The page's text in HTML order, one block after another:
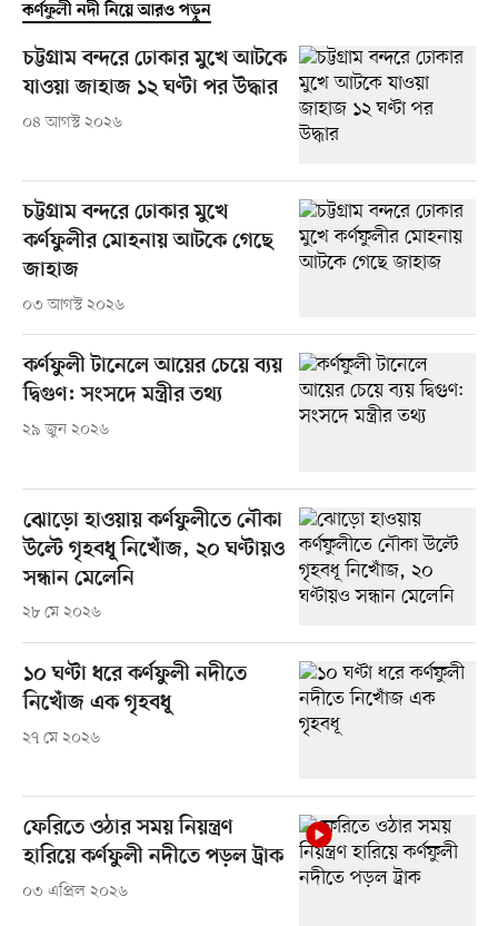
কর্ণফুলী নদী নিয়ে আরও পড়ুন
চট্টগ্রাম বন্দরে ঢোকার মুখে আটকে
যাওয়া জাহাজ ১২ ঘণ্টা পর উদ্ধার
০৪ আগস্ট ২০২৬
চট্টগ্রাম বন্দরে ঢোকার মুখে
কর্ণফুলীর মোহনায় আটকে গেছে
জাহাজ
০৩ আগস্ট ২০২৬
কর্ণফুলী টানেলে আয়ের চেয়ে ব্যয়
দ্বিগুণ: সংসদে মন্ত্রীর তথ্য
২৯ জুন ২০২৬
ঝোড়ো হাওয়ায় কর্ণফুলীতে নৌকা
উল্টে গৃহবধূ নিখোঁজ, ২০ ঘণ্টায়ও
সন্ধান মেলেনি
২৮ মে ২০২৬
১০ ঘণ্টা ধরে কর্ণফুলী নদীতে
নিখোঁজ এক গৃহবধূ
২৭ মে ২০২৬
ফেরিতে ওঠার সময় নিয়ন্ত্রণ
হারিয়ে কর্ণফুলী নদীতে পড়ল ট্রাক
০৩ এপ্রিল ২০২৬